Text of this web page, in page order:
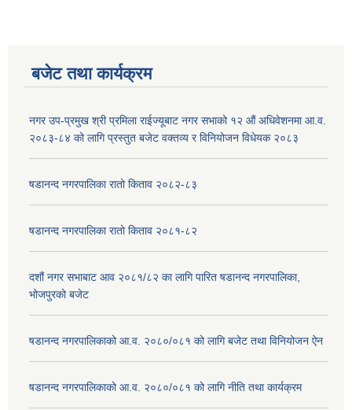
बजेट तथा कार्यक्रम
नगर उप-प्रमुख श्री प्रमिला राईज्यूबाट नगर सभाको १२ ‍औं अधिवेशनमा आ.व.
२०८३-८४ को लागि प्रस्तुत बजेट वक्तव्य र विनियोजन विधेयक २०८३
षडानन्द नगरपालिका रातो किताव २०८२-८३
षडानन्द नगरपालिका रातो किताव २०८१-८२
दशौं नगर सभाबाट आव २०८१/८२ का लागि पारित षडानन्द नगरपालिका,
भोजपुरको बजेट
षडानन्द नगरपालिकाको आ.व. २०८०/०८१ को लागि बजेट तथा विनियोजन ऐन
षडानन्द नगरपालिकाको आ.व. २०८०/०८१ को लागि नीति तथा कार्यक्रम